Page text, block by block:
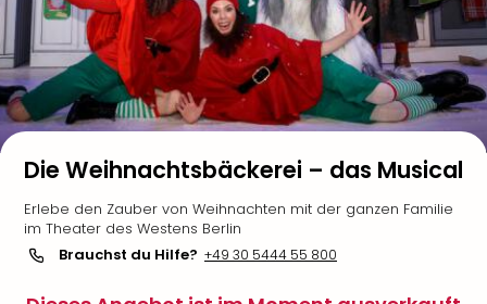
Die Weihnachtsbäckerei – das Musical
Erlebe den Zauber von Weihnachten mit der ganzen Familie
im Theater des Westens Berlin
Brauchst du Hilfe? +49 30 5444 55 800